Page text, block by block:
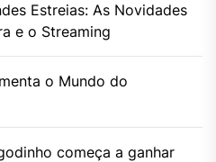
Estreias: As Novidades
e o Streaming
o Mundo do
começa a ganhar